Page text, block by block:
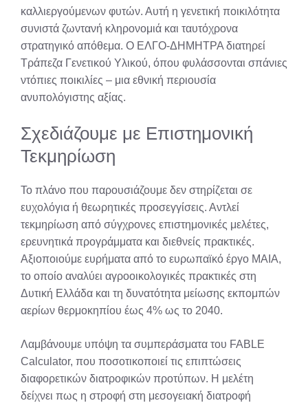
καλλιεργούμενων φυτών. Αυτή η γενετική ποικιλότητα
συνιστά ζωντανή κληρονομιά και ταυτόχρονα
στρατηγικό απόθεμα. Ο ΕΛΓΟ-ΔΗΜΗΤΡΑ διατηρεί
Τράπεζα Γενετικού Υλικού, όπου φυλάσσονται σπάνιες
ντόπιες ποικιλίες – μια εθνική περιουσία
ανυπολόγιστης αξίας.
Σχεδιάζουμε με Επιστημονική
Τεκμηρίωση
Το πλάνο που παρουσιάζουμε δεν στηρίζεται σε
ευχολόγια ή θεωρητικές προσεγγίσεις. Αντλεί
τεκμηρίωση από σύγχρονες επιστημονικές μελέτες,
ερευνητικά προγράμματα και διεθνείς πρακτικές.
Αξιοποιούμε ευρήματα από το ευρωπαϊκό έργο MAIA,
το οποίο αναλύει αγροοικολογικές πρακτικές στη
Δυτική Ελλάδα και τη δυνατότητα μείωσης εκπομπών
αερίων θερμοκηπίου έως 4% ως το 2040.
Λαμβάνουμε υπόψη τα συμπεράσματα του FABLE
Calculator, που ποσοτικοποιεί τις επιπτώσεις
διαφορετικών διατροφικών προτύπων. Η μελέτη
δείχνει πως η στροφή στη μεσογειακή διατροφή